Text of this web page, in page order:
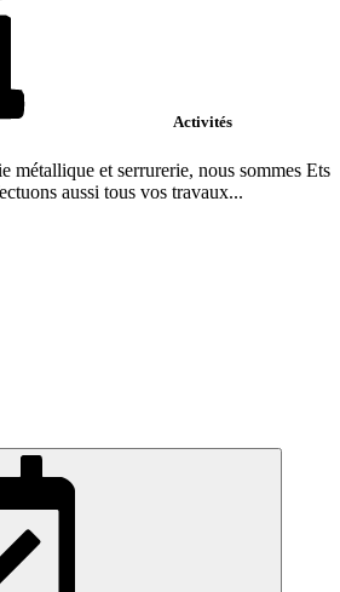
Activités
métallique et serrurerie, nous sommes Ets
aussi tous vos travaux...